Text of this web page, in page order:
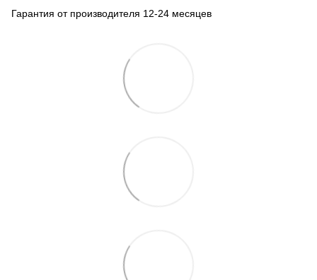
Гарантия от производителя 12-24 месяцев